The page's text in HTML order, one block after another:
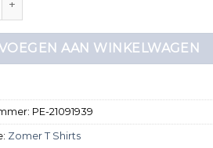
AAN WINKELWAGEN
PE-21091939
Zomer T Shirts